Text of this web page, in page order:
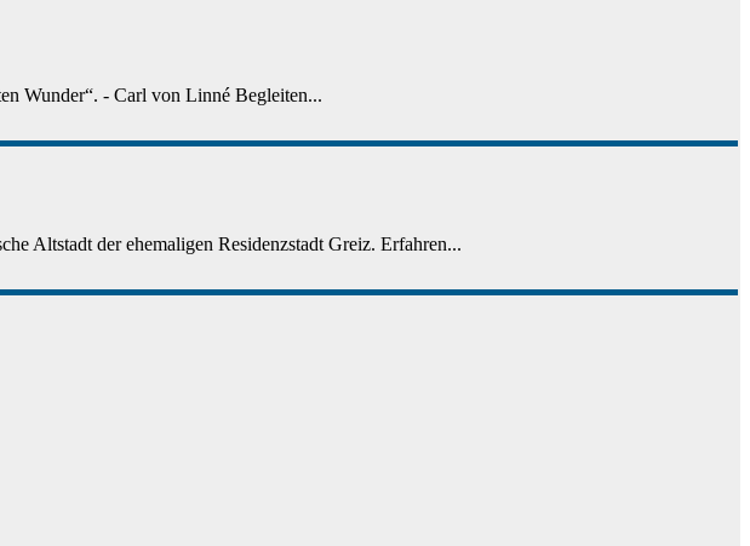
Wunder“. - Carl von Linné Begleiten...
Altstadt der ehemaligen Residenzstadt Greiz. Erfahren...